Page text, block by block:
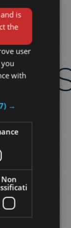
cm
jet.
is
the
user
with
→
Non